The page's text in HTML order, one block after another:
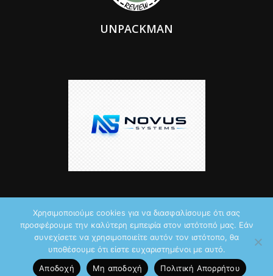
UNPACKMAN
© 2026 by iTechNews.gr
Maddoctor dreamed it, Unpackman made it reality,Novus Systems
created it.
Χρησιμοποιούμε cookies για να διασφαλίσουμε ότι σας
προσφέρουμε την καλύτερη εμπειρία στον ιστότοπό μας. Εάν
συνεχίσετε να χρησιμοποιείτε αυτόν τον ιστότοπο, θα
υποθέσουμε ότι είστε ευχαριστημένοι με αυτό.
Αποδοχή
Μη αποδοχή Πολιτική Aπορρήτου